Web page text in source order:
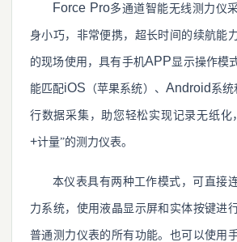
Force Pro多通道智能无线测力仪
身小巧，非常便携，超长时间的续航能
的现场使用，具有手机APP 显示操作模
能匹配iOS （苹果系统）、 Android 系统
行数据采集，助您轻松实现记录无纸化
+计量”的测力仪表。
本仪表具有两种工作模式，可直接
力系统，使用液晶显示屏和实体按键进
普通测力仪表的所有功能。也可以使用